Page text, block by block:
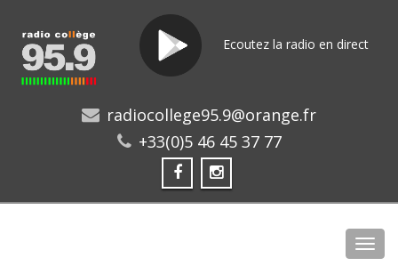
Ecoutez la radio en direct
radiocollege95.9@orange.fr
+33(0)5 46 45 37 77